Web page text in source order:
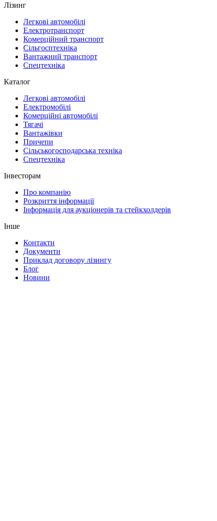
Лізинг
Легкові автомобілі
Електротранспорт
Комерційний транспорт
Сільгосптехніка
Вантажний транспорт
Спецтехніка
Каталог
Легкові автомобілі
Електромобілі
Комерційні автомобілі
Тягачі
Вантажівки
Причепи
Сільськогосподарська техніка
Спецтехніка
Інвесторам
Про компанію
Розкриття інформації
Інформація для аукціонерів та стейкхолдерів
Інше
Контакти
Документи
Приклад договору лізингу
Блог
Новини